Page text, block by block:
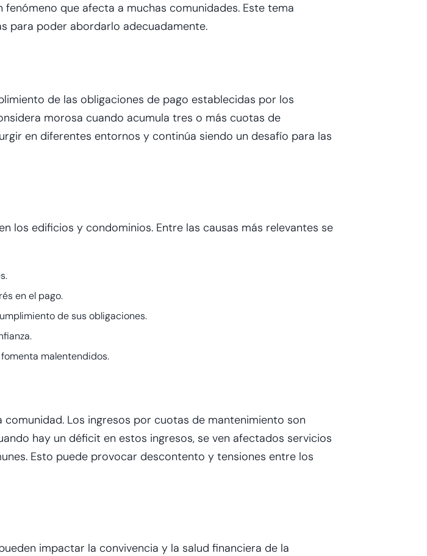
que afecta a muchas comunidades. Este tema
para poder abordarlo adecuadamente.
de las obligaciones de pago establecidas por los
morosa cuando acumula tres o más cuotas de
en diferentes entornos y continúa siendo un desafío para las
los edificios y condominios. Entre las causas más relevantes se
en el pago.
de sus obligaciones.
malentendidos.
Los ingresos por cuotas de mantenimiento son
hay un déficit en estos ingresos, se ven afectados servicios
Esto puede provocar descontento y tensiones entre los
impactar la convivencia y la salud financiera de la